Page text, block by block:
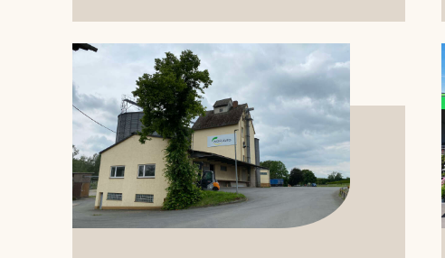
AGRAVIS Westfalen-
Espenau
Hohenkirchener Straße 1
34314 Espenau
Jetzt geschlossen